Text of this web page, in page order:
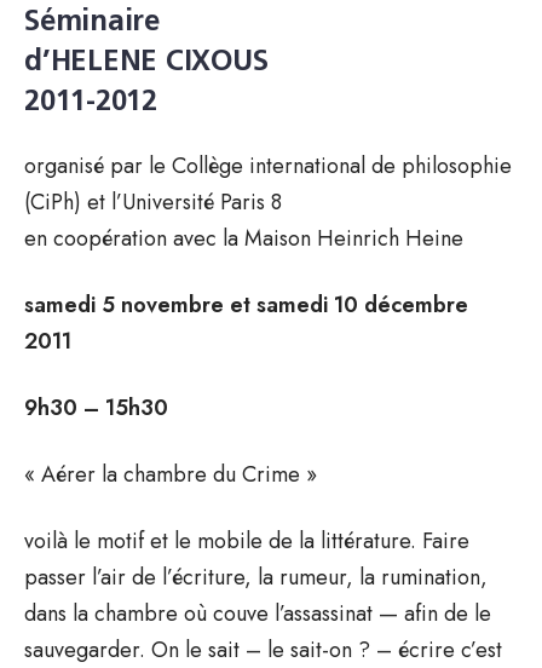
Séminaire
d’HELENE CIXOUS
2011-2012
organisé par le Collège international de philosophie
(CiPh) et l’Université Paris 8
en coopération avec la Maison Heinrich Heine
samedi 5 novembre et samedi 10 décembre
2011
9h30 – 15h30
« Aérer la chambre du Crime »
voilà le motif et le mobile de la littérature. Faire
passer l’air de l’écriture, la rumeur, la rumination,
dans la chambre où couve l’assassinat — afin de le
sauvegarder. On le sait – le sait-on ? – écrire c’est